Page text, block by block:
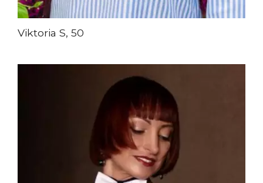
Viktoria S, 50